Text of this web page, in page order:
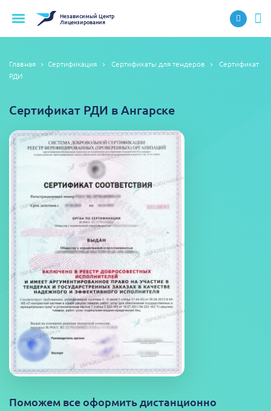
НезависимыйЦентр
Лицензирования
Главная Сертификация Сертификаты для тендеров
Сертификат
РДИ
Сертификат РДИ в Ангарске
Поможем все оформить дистанционно